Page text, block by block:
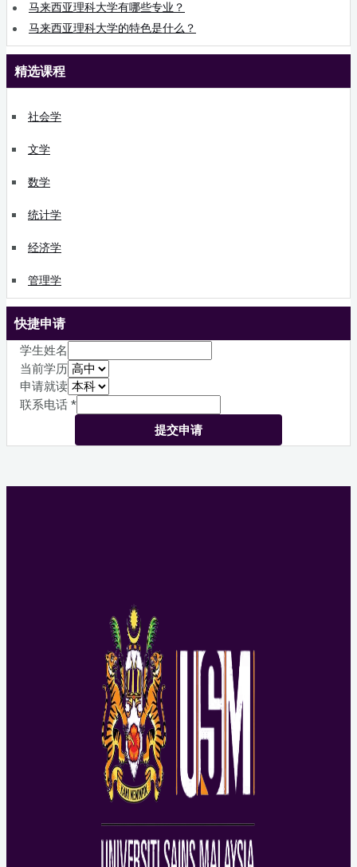
马来西亚理科大学有哪些专业？
马来西亚理科大学的特色是什么？
精选课程
社会学
文学
数学
统计学
经济学
管理学
快捷申请
学生姓名
当前学历
申请就读
联系电话 *
提交申请